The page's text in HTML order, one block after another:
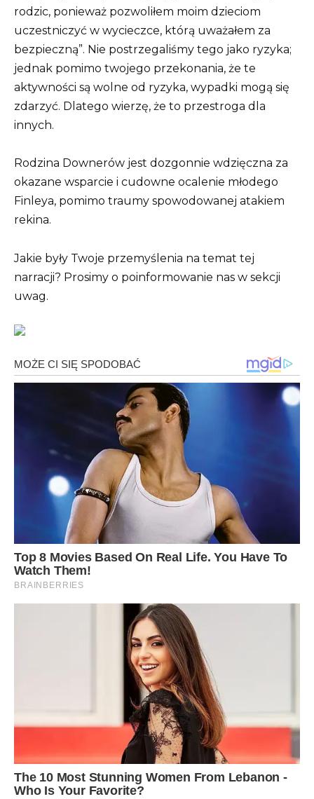
rodzic, ponieważ pozwoliłem moim dzieciom
uczestniczyć w wycieczce, którą uważałem za
bezpieczną”. Nie postrzegaliśmy tego jako ryzyka;
jednak pomimo twojego przekonania, że ​​te
aktywności są wolne od ryzyka, wypadki mogą się
zdarzyć. Dlatego wierzę, że to przestroga dla
innych.
Rodzina Downerów jest dozgonnie wdzięczna za
okazane wsparcie i cudowne ocalenie młodego
Finleya, pomimo traumy spowodowanej atakiem
rekina.
Jakie były Twoje przemyślenia na temat tej
narracji? Prosimy o poinformowanie nas w sekcji
uwag.